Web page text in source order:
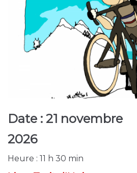
Date : 21 novembre
2026
Heure : 11 h 30 min